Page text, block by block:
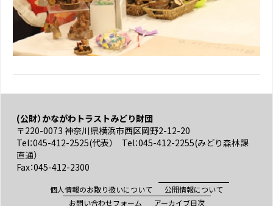
(公財）かながわトラストみどり財団
〒220-0073 神奈川県横浜市西区岡野2-12-20
Tel：045-412-2525(代表） Tel：045-412-2255(みどり森林課
直通）
Fax：045-412-2300
個人情報のお取り扱いについて
公開情報について
お問い合わせフォーム
アーカイブ目次